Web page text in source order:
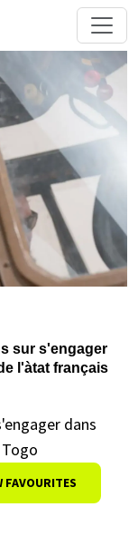
sur s'engager
l'àtat français
dans
FAVOURITES